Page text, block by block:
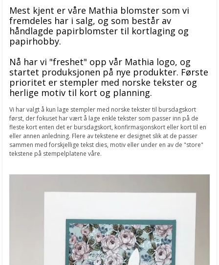
Mest kjent er våre Mathia blomster som vi
fremdeles har i salg, og som består av
håndlagde papirblomster til kortlaging og
papirhobby.
Nå har vi "freshet" opp vår Mathia logo, og
startet produksjonen på nye produkter. Første
prioritet er stempler med norske tekster og
herlige motiv til kort og planning.
Vi har valgt å kun lage stempler med norske tekster til bursdagskort
først, der fokuset har vært å lage enkle tekster som passer inn på de
fleste kort enten det er bursdagskort, konfirmasjonskort eller kort til en
eller annen anledning. Flere av tekstene er designet slik at de passer
sammen med forskjellige tekst dies, motiv eller under en av de "store"
tekstene på stempelplatene våre.